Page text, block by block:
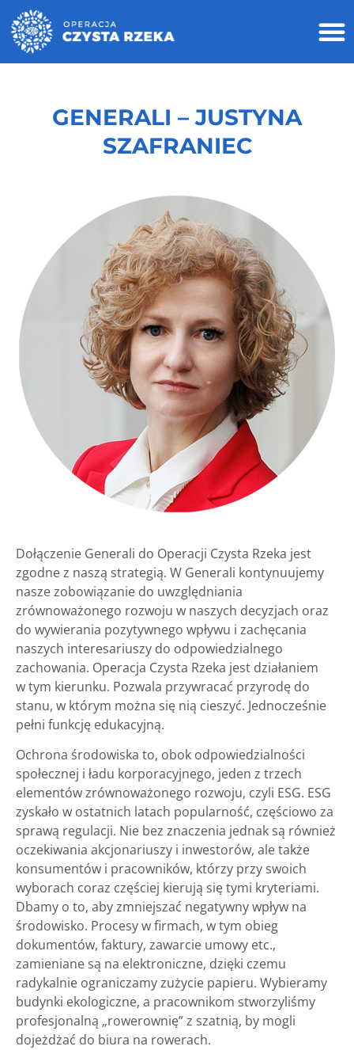
GENERALI – JUSTYNA
SZAFRANIEC
Dołączenie Generali do Operacji Czysta Rzeka jest
zgodne z naszą strategią. W Generali kontynuujemy
nasze zobowiązanie do uwzględniania
zrównoważonego rozwoju w naszych decyzjach oraz
do wywierania pozytywnego wpływu i zachęcania
naszych interesariuszy do odpowiedzialnego
zachowania. Operacja Czysta Rzeka jest działaniem
w tym kierunku. Pozwala przywracać przyrodę do
stanu, w którym można się nią cieszyć. Jednocześnie
pełni funkcję edukacyjną.
Ochrona środowiska to, obok odpowiedzialności
społecznej i ładu korporacyjnego, jeden z trzech
elementów zrównoważonego rozwoju, czyli ESG. ESG
zyskało w ostatnich latach popularność, częściowo za
sprawą regulacji. Nie bez znaczenia jednak są również
oczekiwania akcjonariuszy i inwestorów, ale także
konsumentów i pracowników, którzy przy swoich
wyborach coraz częściej kierują się tymi kryteriami.
Dbamy o to, aby zmniejszać negatywny wpływ na
środowisko. Procesy w firmach, w tym obieg
dokumentów, faktury, zawarcie umowy etc.,
zamieniane są na elektroniczne, dzięki czemu
radykalnie ograniczamy zużycie papieru. Wybieramy
budynki ekologiczne, a pracownikom stworzyliśmy
profesjonalną „rowerownię” z szatnią, by mogli
dojeżdżać do biura na rowerach.